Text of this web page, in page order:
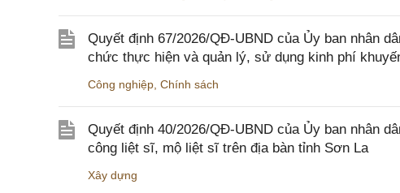
Quyết định 67/2026/QĐ-UBND của Ủy ban nhân
chức thực hiện và quản lý, sử dụng kinh phí
Công nghiệp Chính sách
Quyết định 40/2026/QĐ-UBND của Ủy ban nhân
công liệt sĩ, mộ liệt sĩ trên địa bàn tỉnh Sơn La
Xây dựng